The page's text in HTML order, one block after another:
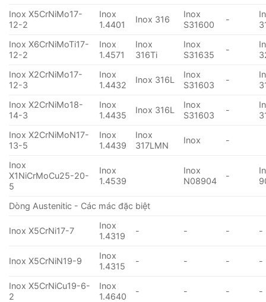
Inox X5CrNiMo17-
12-2
Inox
1.4401
Inox 316
Inox
S31600
-
Inox X6CrNiMoTi17-
12-2
Inox
1.4571
Inox
316Ti
Inox
S31635
-
Inox X2CrNiMo17-
12-3
Inox
1.4432
Inox 316L
Inox
S31603
-
Inox X2CrNiMo18-
14-3
Inox
1.4435
Inox 316L
Inox
S31603
-
Inox X2CrNiMoN17-
13-5
Inox
1.4439
Inox
317LMN
Inox -
Inox
X1NiCrMoCu25-20-
5
Inox
1.4539
Inox
N08904
-
Dòng Austenitic - Các mác đặc biệt
Inox X5CrNi17-7
Inox
1.4319
- - - -
Inox X5CrNiN19-9
Inox
1.4315
- - - -
Inox X5CrNiCu19-6-
2
Inox
1.4640
- - - -